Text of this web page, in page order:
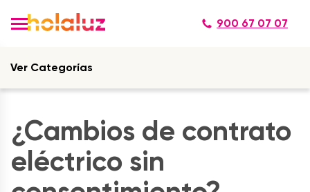
900 67 07 07
Ver Categorías
¿Cambios de contrato
eléctrico sin